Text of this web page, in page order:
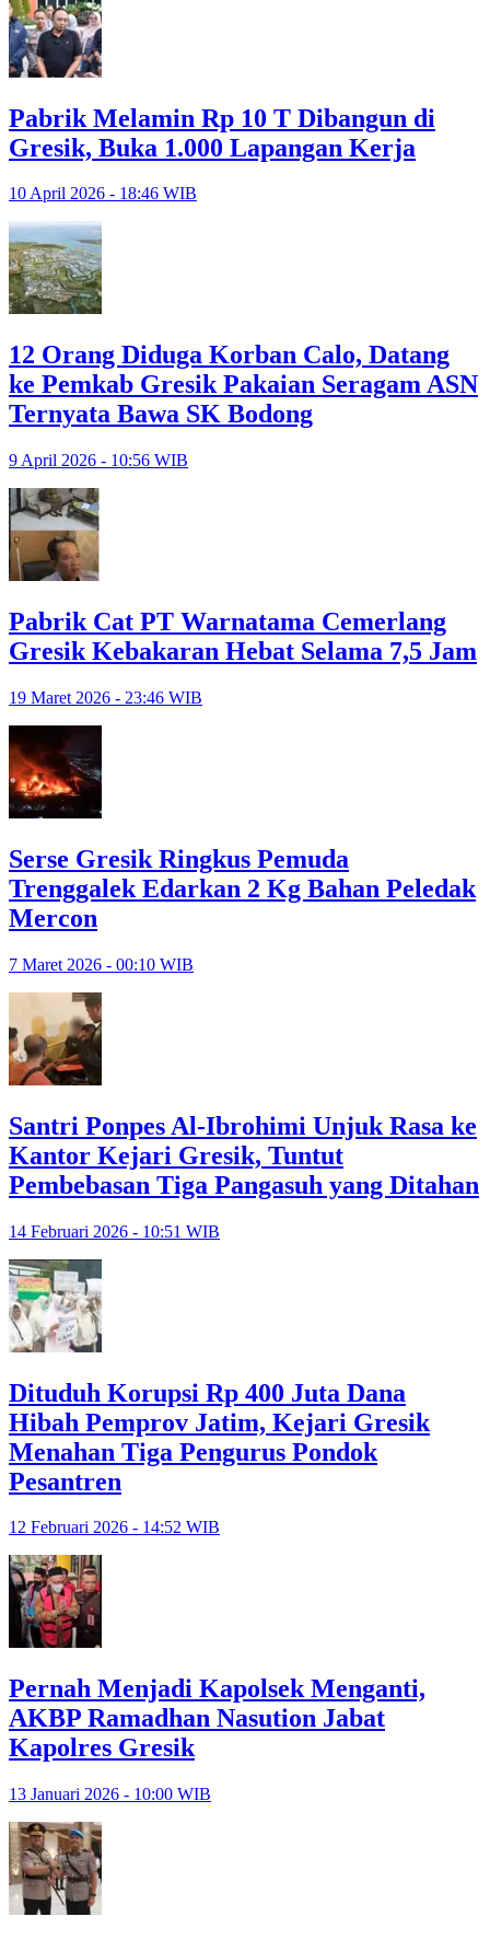
Pabrik Melamin Rp 10 T Dibangun di
Gresik, Buka 1.000 Lapangan Kerja
10 April 2026 - 18:46 WIB
12 Orang Diduga Korban Calo, Datang
ke Pemkab Gresik Pakaian Seragam ASN
Ternyata Bawa SK Bodong
9 April 2026 - 10:56 WIB
Pabrik Cat PT Warnatama Cemerlang
Gresik Kebakaran Hebat Selama 7,5 Jam
19 Maret 2026 - 23:46 WIB
Serse Gresik Ringkus Pemuda
Trenggalek Edarkan 2 Kg Bahan Peledak
Mercon
7 Maret 2026 - 00:10 WIB
Santri Ponpes Al-Ibrohimi Unjuk Rasa ke
Kantor Kejari Gresik, Tuntut
Pembebasan Tiga Pangasuh yang Ditahan
14 Februari 2026 - 10:51 WIB
Dituduh Korupsi Rp 400 Juta Dana
Hibah Pemprov Jatim, Kejari Gresik
Menahan Tiga Pengurus Pondok
Pesantren
12 Februari 2026 - 14:52 WIB
Pernah Menjadi Kapolsek Menganti,
AKBP Ramadhan Nasution Jabat
Kapolres Gresik
13 Januari 2026 - 10:00 WIB